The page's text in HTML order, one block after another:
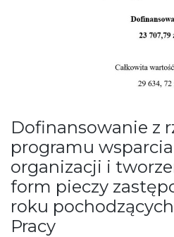
Dofinansowanie z
programu
organizacji i
form pieczy
roku
Pracy